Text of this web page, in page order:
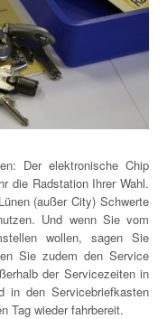
Der elektronische Chip
die Radstation Ihrer Wahl.
(außer City) Schwerte
Und wenn Sie vom
wollen, sagen Sie
Sie zudem den Service
der Servicezeiten in
in den Servicebriefkasten
Tag wieder fahrbereit.